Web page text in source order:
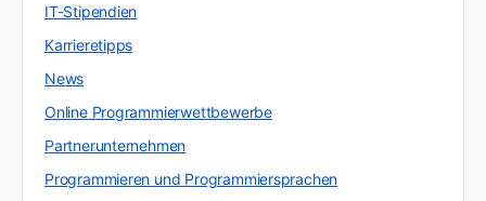
IT-Stipendien
Karrieretipps
News
Online Programmierwettbewerbe
Partnerunternehmen
Programmieren und Programmiersprachen